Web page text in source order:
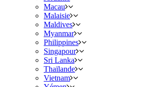
Macau
Malaisie
Maldives
Myanmar
Philippines
Singapour
Sri Lanka
Thaïlande
Vietnam